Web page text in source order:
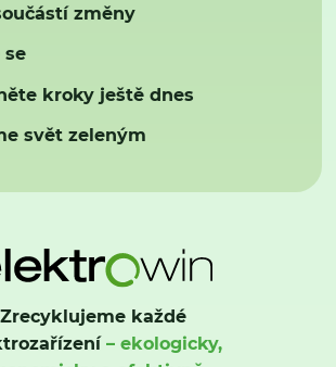
změny
se
kroky ještě dnes
svět zeleným
Zrecyklujeme každé
– ekologicky,